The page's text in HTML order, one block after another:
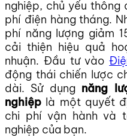
nghiệp, chủ yếu
phí điện hàng tháng.
phí năng lượng giảm
cải thiện hiệu quả
nhuận. Đầu tư vào
động thái chiến lược
dài. Sử dụng năng
nghiệp là một quyết
chi phí vận hành và
nghiệp của bạn.